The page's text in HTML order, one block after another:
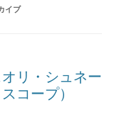
イブ
リ・シュネー
コープ）